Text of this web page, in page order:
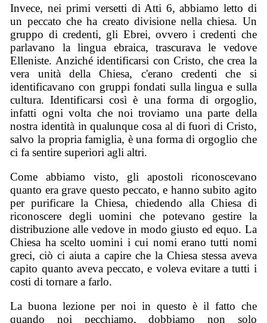
Invece, nei primi versetti di Atti 6, abbiamo letto di
un peccato che ha creato divisione nella chiesa. Un
gruppo di credenti, gli Ebrei, ovvero i credenti che
parlavano la lingua ebraica, trascurava le vedove
Elleniste. Anziché identificarsi con Cristo, che crea la
vera unità della Chiesa, c'erano credenti che si
identificavano con gruppi fondati sulla lingua e sulla
cultura. Identificarsi così è una forma di orgoglio,
infatti ogni volta che noi troviamo una parte della
nostra identità in qualunque cosa al di fuori di Cristo,
salvo la propria famiglia, è una forma di orgoglio che
ci fa sentire superiori agli altri.
Come abbiamo visto, gli apostoli riconoscevano
quanto era grave questo peccato, e hanno subito agito
per purificare la Chiesa, chiedendo alla Chiesa di
riconoscere degli uomini che potevano gestire la
distribuzione alle vedove in modo giusto ed equo. La
Chiesa ha scelto uomini i cui nomi erano tutti nomi
greci, ciò ci aiuta a capire che la Chiesa stessa aveva
capito quanto aveva peccato, e voleva evitare a tutti i
costi di tornare a farlo.
La buona lezione per noi in questo è il fatto che
quando noi pecchiamo, dobbiamo non solo